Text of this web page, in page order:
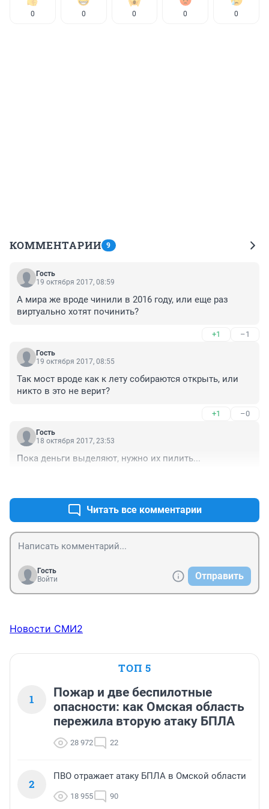
0 0 0 0 0
КОММЕНТАРИИ 9
Гость
19 октября 2017, 08:59
А мира же вроде чинили в 2016 году, или еще раз
виртуально хотят починить?
+1 –1
Гость
19 октября 2017, 08:55
Так мост вроде как к лету собираются открыть, или
никто в это не верит?
+1 –0
Гость
18 октября 2017, 23:53
Пока деньги выделяют, нужно их пилить...
Читать все комментарии
Гость
Войти
Отправить
Новости СМИ2
ТОП 5
1
Пожар и две беспилотные
опасности: как Омская область
пережила вторую атаку БПЛА
28 972 22
2
ПВО отражает атаку БПЛА в Омской области
18 955 90